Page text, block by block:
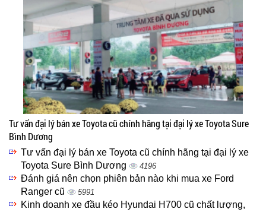
Tư vấn đại lý bán xe Toyota cũ chính hãng tại đại lý xe Toyota Sure
Bình Dương
Tư vấn đại lý bán xe Toyota cũ chính hãng tại đại lý xe
Toyota Sure Bình Dương
4196
Đánh giá nên chọn phiên bản nào khi mua xe Ford
Ranger cũ
5991
Kinh doanh xe đầu kéo Hyundai H700 cũ chất lượng,